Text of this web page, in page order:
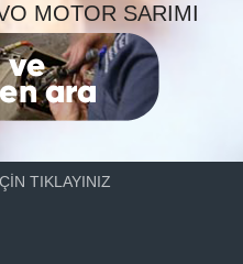
MOTOR SARIMI
TIKLAYINIZ